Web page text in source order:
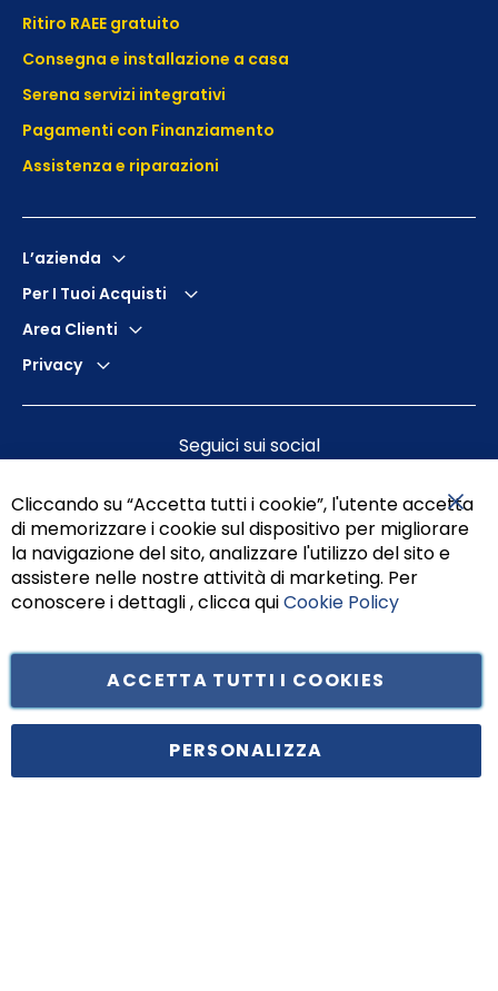
Ritiro RAEE gratuito
Consegna e installazione a casa
Serena servizi integrativi
Pagamenti con Finanziamento
Assistenza e riparazioni
L’azienda
Per I Tuoi Acquisti
Area Clienti
Privacy
Seguici sui social
Principe di Piemonte 199, cap. 80026 Casoria (NA) - C.F. 05834470634 -
Cliccando su “Accetta tutti i cookie”, l'utente accetta
di memorizzare i cookie sul dispositivo per migliorare
la navigazione del sito, analizzare l'utilizzo del sito e
assistere nelle nostre attività di marketing. Per
conoscere i dettagli , clicca quiCookie Policy
ACCETTA TUTTI I COOKIES
PERSONALIZZA